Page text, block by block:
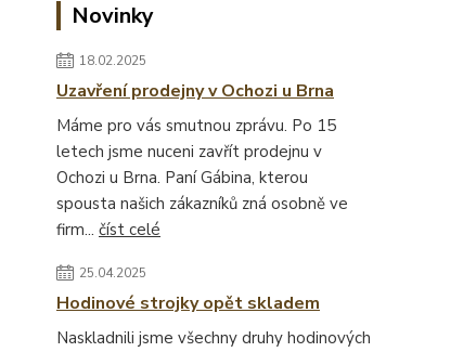
Novinky
18.02.2025
Uzavření prodejny v Ochozi u Brna
Máme pro vás smutnou zprávu. Po 15
letech jsme nuceni zavřít prodejnu v
Ochozi u Brna. Paní Gábina, kterou
spousta našich zákazníků zná osobně ve
firm... číst celé
25.04.2025
Hodinové strojky opět skladem
Naskladnili jsme všechny druhy hodinových